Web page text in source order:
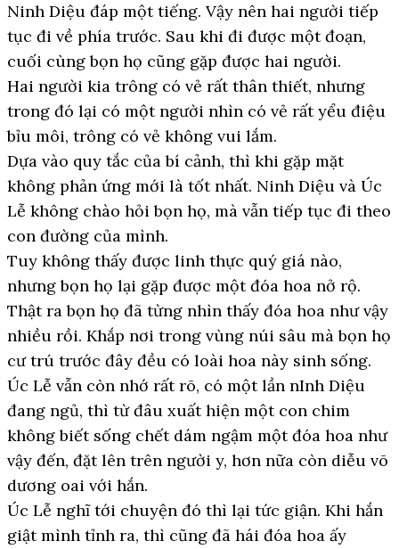
Ninh Diệu đáp một tiếng. Vậy nên hai người tiếp
tục đi về phía trước. Sau khi đi được một đoạn,
cuối cùng bọn họ cũng gặp được hai người.
Hai người kia trông có vẻ rất thân thiết, nhưng
trong đó lại có một người nhìn có vẻ rất yểu điệu
bỉu môi, trông có vẻ không vui lắm.
Dựa vào quy tắc của bí cảnh, thì khi gặp mặt
không phản ứng mới là tốt nhất. Ninh Diệu và Úc
Lễ không chào hỏi bọn họ, mà vẫn tiếp tục đi theo
con đường của mình.
Tuy không thấy được linh thực quý giá nào,
nhưng bọn họ lại gặp được một đóa hoa nở rộ.
Thật ra bọn họ đã từng nhìn thấy đóa hoa như vậy
nhiều rồi. Khắp nơi trong vùng núi sâu mà bọn họ
cư trú trước đây đều có loài hoa này sinh sống.
Úc Lễ vẫn còn nhớ rất rõ, có một lần nInh Diệu
đang ngủ, thì từ đâu xuất hiện một con chim
không biết sống chết dám ngậm một đóa hoa như
vậy đến, đặt lên trên người y, hơn nữa còn diễu võ
dương oai với hắn.
Úc Lễ nghĩ tới chuyện đó thì lại tức giận. Khi hắn
giật mình tỉnh ra, thì cũng đã hái đóa hoa ấy